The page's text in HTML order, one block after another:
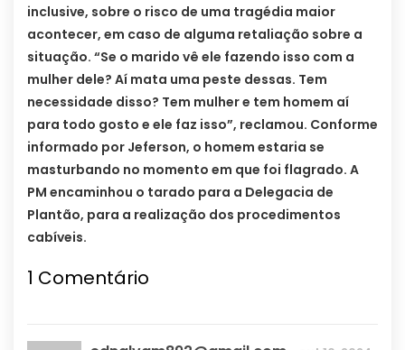
inclusive, sobre o risco de uma tragédia maior
acontecer, em caso de alguma retaliação sobre a
situação. “Se o marido vê ele fazendo isso com a
mulher dele? Aí mata uma peste dessas. Tem
necessidade disso? Tem mulher e tem homem aí
para todo gosto e ele faz isso”, reclamou. Conforme
informado por Jeferson, o homem estaria se
masturbando no momento em que foi flagrado. A
PM encaminhou o tarado para a Delegacia de
Plantão, para a realização dos procedimentos
cabíveis.
1 Comentário